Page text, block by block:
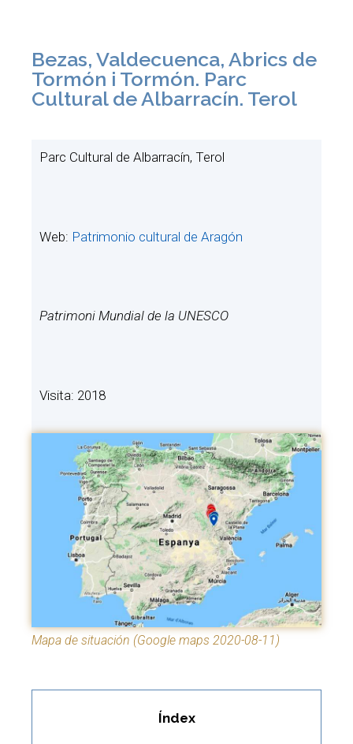
Bezas, Valdecuenca, Abrics de
Tormón i Tormón. Parc
Cultural de Albarracín. Terol
Parc Cultural de Albarracín, Terol
Web: Patrimonio cultural de Aragón
Patrimoni Mundial de la UNESCO
Visita: 2018
Mapa de situación (Google maps 2020-08-11)
Índex